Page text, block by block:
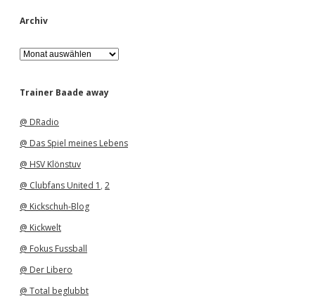
Archiv
A
r
h
Trainer Baade away
@ DRadio
@ Das Spiel meines Lebens
@ HSV Klönstuv
@ Clubfans United 1 , 2
@ Kickschuh-Blog
@ Kickwelt
@ Fokus Fussball
@ Der Libero
@ Total beglubbt